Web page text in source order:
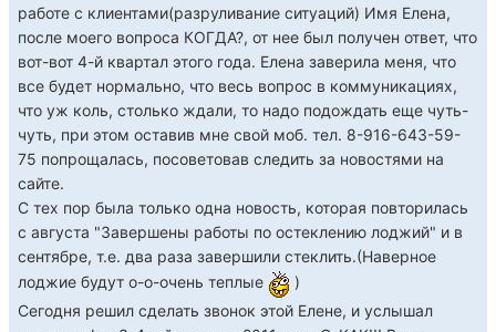
работе с клиентами(разруливание ситуаций) Имя Елена,
после моего вопроса КОГДА?, от нее был получен ответ, что
вот-вот 4-й квартал этого года. Елена заверила меня, что
все будет нормально, что весь вопрос в коммуникациях,
что уж коль, столько ждали, то надо подождать еще чуть-
чуть, при этом оставив мне свой моб. тел. 8-916-643-59-
75 попрощалась, посоветовав следить за новостями на
сайте.
С тех пор была только одна новость, которая повторилась
с августа "Завершены работы по остеклению лоджий" и в
сентябре, т.е. два раза завершили стеклить.(Наверное
лоджие будут о-о-очень теплые
)
Сегодня решил сделать звонок этой Елене, и услышал